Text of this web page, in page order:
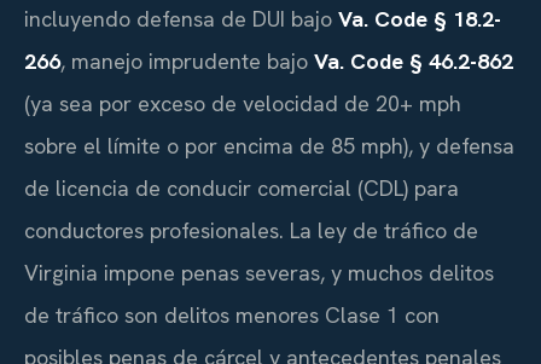
incluyendo defensa de DUI bajo Va. Code § 18.2-
266, manejo imprudente bajo Va. Code § 46.2-862
(ya sea por exceso de velocidad de 20+ mph
sobre el límite o por encima de 85 mph), y defensa
de licencia de conducir comercial (CDL) para
conductores profesionales. La ley de tráfico de
Virginia impone penas severas, y muchos delitos
de tráfico son delitos menores Clase 1 con
posibles penas de cárcel y antecedentes penales